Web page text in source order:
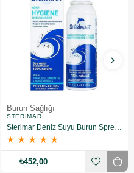
Burun Sağlığı
STERIMAR
Sterimar Deniz Suyu Burun Spreyi 100 ML
★ ★ ★ ★ ★
₺452,00